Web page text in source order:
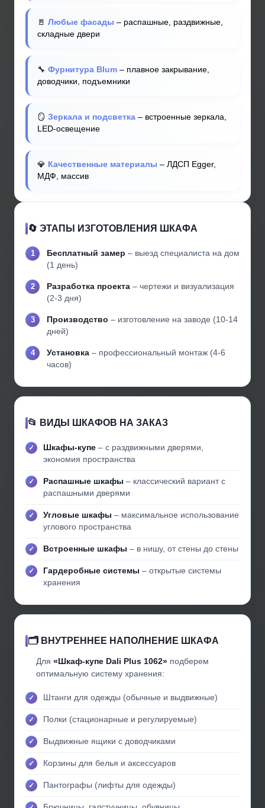
🚪 Любые фасады – распашные, раздвижные,
складные двери
🔧 Фурнитура Blum – плавное закрывание,
доводчики, подъемники
🪞 Зеркала и подсветка – встроенные зеркала,
LED-освещение
💎 Качественные материалы – ЛДСП Egger,
МДФ, массив
🔄 ЭТАПЫ ИЗГОТОВЛЕНИЯ ШКАФА
Бесплатный замер – выезд специалиста на дом
(1 день)
Разработка проекта – чертежи и визуализация
(2-3 дня)
Производство – изготовление на заводе (10-14
дней)
Установка – профессиональный монтаж (4-6
часов)
📂 ВИДЫ ШКАФОВ НА ЗАКАЗ
Шкафы-купе – с раздвижными дверями,
экономия пространства
Распашные шкафы – классический вариант с
распашными дверями
Угловые шкафы – максимальное использование
углового пространства
Встроенные шкафы – в нишу, от стены до стены
Гардеробные системы – открытые системы
хранения
🗂️ ВНУТРЕННЕЕ НАПОЛНЕНИЕ ШКАФА
Для «Шкаф-купе Dali Plus 1062» подберем
оптимальную систему хранения:
Штанги для одежды (обычные и выдвижные)
Полки (стационарные и регулируемые)
Выдвижные ящики с доводчиками
Корзины для белья и аксессуаров
Пантографы (лифты для одежды)